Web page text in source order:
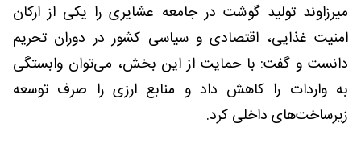
میرزاوند تولید گوشت در جامعه عشایری را یکی از ارکان
امنیت غذایی، اقتصادی و سیاسی کشور در دوران تحریم
دانست و گفت: با حمایت از این بخش، می‌توان وابستگی
به واردات را کاهش داد و منابع ارزی را صرف توسعه
زیرساخت‌های داخلی کرد.